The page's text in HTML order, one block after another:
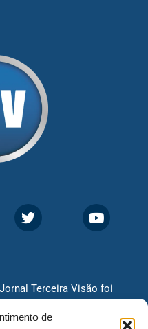
de
Terceira Visão foi
época só existiam